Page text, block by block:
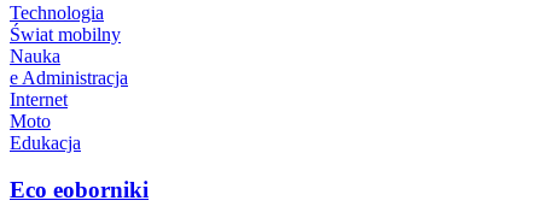
Technologia
Świat mobilny
Nauka
e Administracja
Internet
Moto
Edukacja
Eco eoborniki